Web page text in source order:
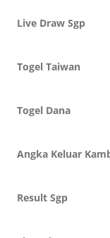
Live Draw Sgp
Togel Taiwan
Togel Dana
Angka Keluar
Result Sgp